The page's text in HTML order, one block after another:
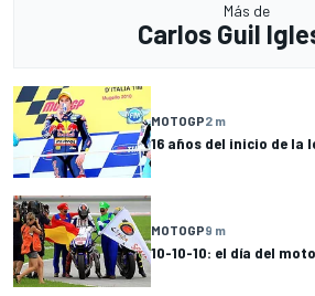
Más de
Carlos Guil
MOTOGP2 m
16 años del inicio de la
MOTOGP9 m
10-10-10: el día del